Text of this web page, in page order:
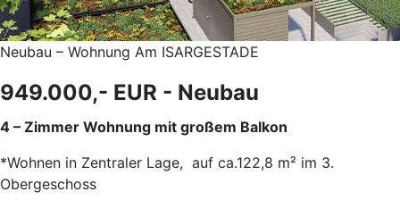
Neubau – Wohnung Am ISARGESTADE
949.000,- EUR - Neubau
4 – Zimmer Wohnung mit großem Balkon
*Wohnen in Zentraler Lage, auf ca.122,8 m² im 3.
Obergeschoss